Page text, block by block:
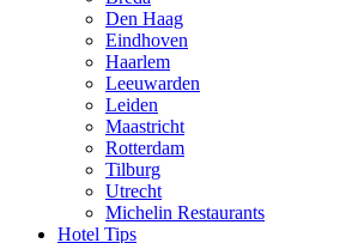
Den Haag
Eindhoven
Haarlem
Leeuwarden
Leiden
Maastricht
Rotterdam
Tilburg
Utrecht
Michelin Restaurants
Hotel Tips